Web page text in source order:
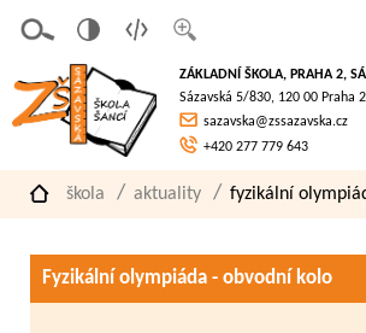
písmo
á
verze
pro
slaboz
raké
ZÁKLADNÍ ŠKOLA, PRAHA 2,
Sázavská 5/830, 120 00 Praha 2
sazavska@zssazavska.cz
+420 277 779 643
škola aktuality fyzikální
Fyzikální olympiáda - obvodní kolo